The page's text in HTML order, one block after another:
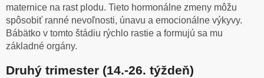
maternice na rast plodu. Tieto hormonálne zmeny môžu
spôsobiť ranné nevoľnosti, únavu a emocionálne výkyvy.
Bábätko v tomto štádiu rýchlo rastie a formujú sa mu
základné orgány.
Druhý trimester (14.-26. týždeň)